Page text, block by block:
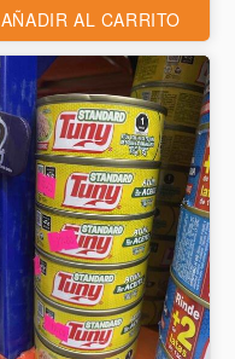
AÑADIR AL CARRITO